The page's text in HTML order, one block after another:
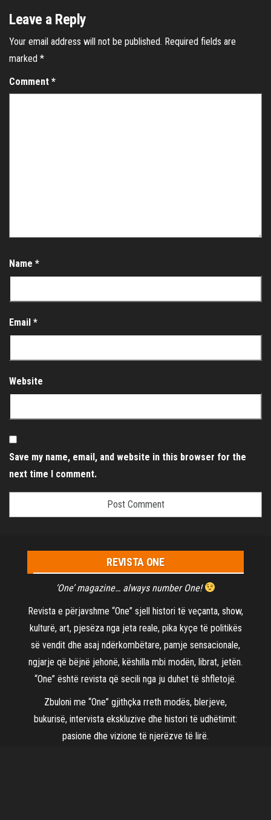
Leave a Reply
Your email address will not be published. Required fields are
marked *
Comment *
Name *
Email *
Website
Save my name, email, and website in this browser for the
next time I comment.
REVISTA ONE
‘One’ magazine… always number One!
Revista e përjavshme “One” sjell histori të veçanta, show,
kulturë, art, pjesëza nga jeta reale, pika kyçe të politikës
së vendit dhe asaj ndërkombëtare, pamje sensacionale,
ngjarje që bëjnë jehonë, këshilla mbi modën, librat, jetën.
“One” është revista që secili nga ju duhet të shfletojë.
Zbuloni me “One” gjithçka rreth modës, blerjeve,
bukurisë, intervista ekskluzive dhe histori të udhëtimit:
pasione dhe vizione të njerëzve të lirë.